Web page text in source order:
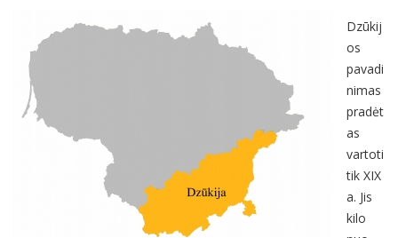
Dzūkij
os
pavadi
nimas
pradėt
as
vartoti
tik XIX
a. Jis
kilo